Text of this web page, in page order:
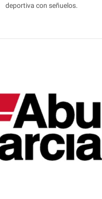
deportiva con señuelos.